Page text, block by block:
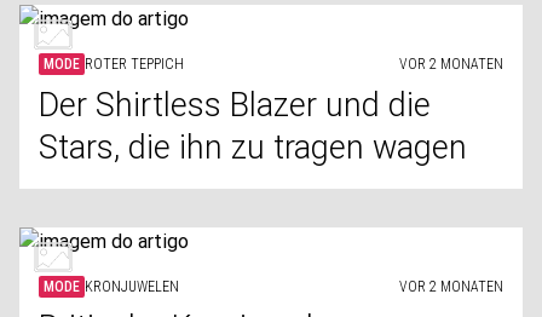
MODE ROTER TEPPICH VOR 2 MONATEN
Der Shirtless Blazer und die
Stars, die ihn zu tragen wagen
MODE KRONJUWELEN VOR 2 MONATEN